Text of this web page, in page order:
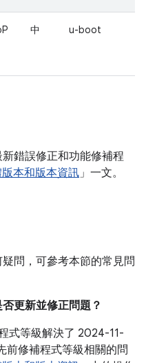
中 u-boot
錯誤修正和功能修補程
本和版本資訊」一文。
問，可參考本節的常見問
更新並修正問題？
式等級解決了 2024-11-
前修補程式等級相關的問